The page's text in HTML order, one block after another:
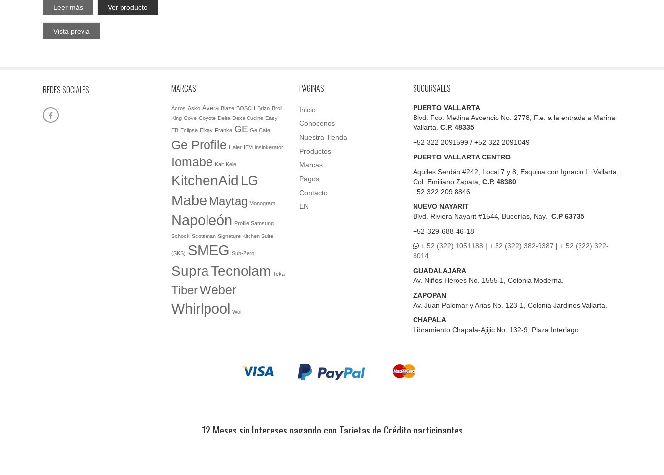
Leer más Ver producto
Vista previa
REDES SOCIALES MARCAS
Acros Asko Avera Blaze BOSCH Brizo Broil
King Cove Coyote Delta Dexa Cucine Easy
EB Eclipse Elkay Franke GE Ge Cafe
Ge Profile Haier IEM insinkerator
Iomabe Kalt Kele
KitchenAid LG
Mabe Maytag Monogram
Napoleón Profile Samsung
Schock Scotsman Signature Kitchen Suite
(SKS) SMEG Sub-Zero
SupraTecnolam Teka
TiberWeber
Whirlpool Wolf
PÁGINAS
Inicio
Conocenos
Nuestra Tienda
Productos
Marcas
Pagos
Contacto
EN
SUCURSALES
PUERTO VALLARTA
Blvd. Fco. Medina Ascencio No. 2778, Fte. a la entrada a Marina
Vallarta. C.P. 48335
+52 322 2091599 / +52 322 2091049
PUERTO VALLARTA CENTRO
Aquiles Serdán #242, Local 7 y 8, Esquina con Ignacio L. Vallarta,
Col. Emiliano Zapata, C.P. 48380
+52 322 209 8846
NUEVO NAYARIT
Blvd. Riviera Nayarit #1544, Bucerías, Nay. C.P 63735
+52-329-688-46-18
+ 52 (322) 1051188 | + 52 (322) 382-9387 | + 52 (322) 322-
8014
GUADALAJARA
Av. Niños Héroes No. 1555-1, Colonia Moderna.
ZAPOPAN
Av. Juan Palomar y Arias No. 123-1, Colonia Jardines Vallarta.
CHAPALA
Libramiento Chapala-Ajijic No. 132-9, Plaza Interlago.
12 Meses sin Intereses pagando con Tarjetas de Crédito participantes